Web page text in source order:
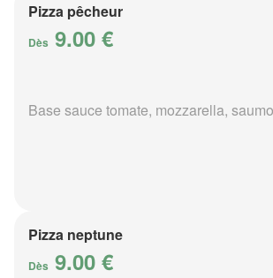
Pizza pêcheur
Dès 9.00 €
Base sauce tomate, mozzarella,
Pizza neptune
Dès 9.00 €